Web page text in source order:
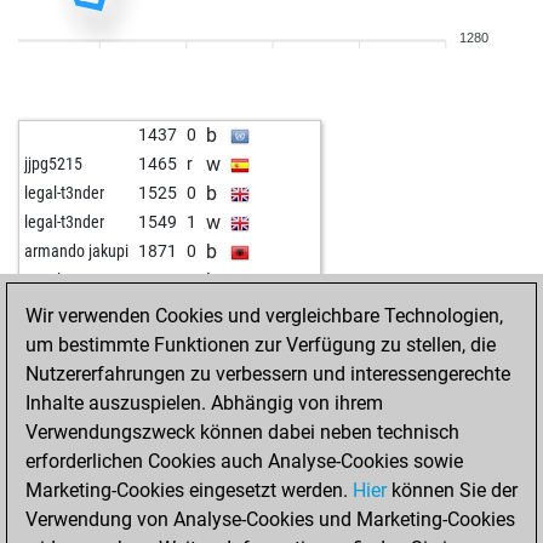
b
1154 0 w
pridefull 1921 0 w
tackiness 1575 0 b
obrezaa 1913 0 w
hausmann 1705 1 w
meini 1779 0 b
promac68 1425 0 w
reinerrobi 1479 r w
mike1976 1407 1 b
mike1976 1425 1 w
bert1967 1324 1 w
chessfan222 1141 0 b
early abort 2010 0 b
franz von weck 1343 0 w
1280
1437 0 b
jjpg5215 1465 r w
legal-t3nder 1525 0 b
legal-t3nder 1549 1 w
armando jakupi 1871 0 b
aznoh 1178 1 b
early abort 1980 0 w
rusko 1524 0 w
onkeluf 1515 0 w
Wir verwenden Cookies und vergleichbare Technologien,
um bestimmte Funktionen zur Verfügung zu stellen, die
Nutzererfahrungen zu verbessern und interessengerechte
Inhalte auszuspielen. Abhängig von ihrem
Verwendungszweck können dabei neben technisch
erforderlichen Cookies auch Analyse-Cookies sowie
Marketing-Cookies eingesetzt werden. Hierkönnen Sie der
Verwendung von Analyse-Cookies und Marketing-Cookies